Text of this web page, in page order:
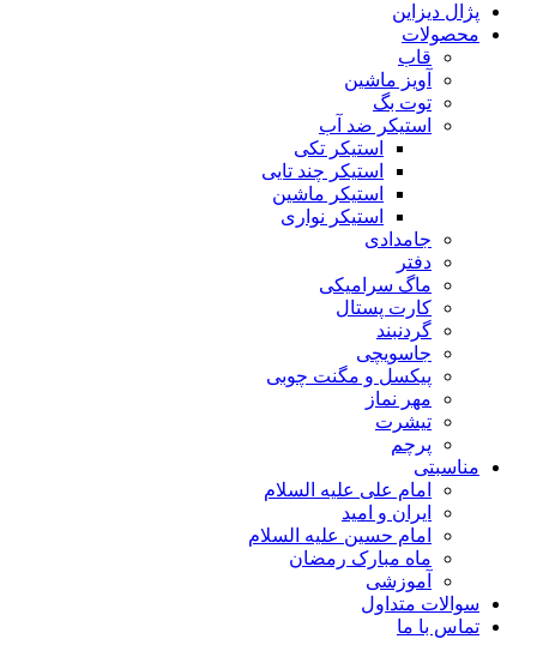
پژال دیزاین
محصولات
قاب
آویز ماشین
توت بگ
استیکر ضد آب
استیکر تکی
استیکر چند تایی
استیکر ماشین
استیکر نواری
جامدادی
دفتر
ماگ سرامیکی
کارت پستال
گردنبند
جاسویچی
پیکسل و مگنت چوبی
مهر نماز
تیشرت
پرچم
مناسبتی
امام علی علیه السلام
ایران و امید
امام حسین علیه السلام
ماه مبارک رمضان
آموزشی
سوالات متداول
تماس با ما